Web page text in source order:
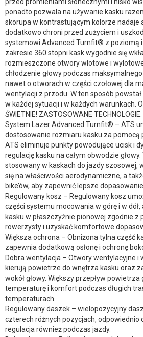
ponadto pozwala na używanie kasku
skorupa w kontrastującym kolorze nadaje
dodatkowo chroni przed zużyciem i
systemowi Advanced Turnfit® z poziomą
zakresie 360 stopni kask wygodnie się
rozmieszczone otwory wlotowe i
chłodzenie głowy podczas
nawet o otworach w części czołowej dla
wentylacji z przodu. W ten sposób
w każdej sytuacji i w każdych warunkach.
ŚWIETNIE! ZASTOSOWANE TECHNOLOGIE:
System Lazer Advanced Turnfit® – ATS
dostosowanie rozmiaru kasku za pomocą
ATS eliminuje punkty powodujące ucisk i
regulację kasku na całym obwodzie
stosowany w kaskach do jazdy szosowej,
się na właściwości aerodynamiczne, a
bike’ów, aby zapewnić lepsze dopasowanie.
Regulowany kosz – Regulowany kosz
części systemu mocowania w górę i w
kasku w płaszczyźnie pionowej zgodnie z
rowerzysty i uzyskać komfortowe
Większa ochrona – Obniżona tylna część
zapewnia dodatkową osłonę i ochronę
Dobra wentylacja – Otwory wentylacyjne i
kierują powietrze do wnętrza kasku oraz
wokół głowy. Większy przepływ
temperaturę i komfort podczas długich
temperaturach.
Regulowany daszek – wielopozycyjny
czterech różnych pozycjach, odpowiednio
regulacja również podczas jazdy.